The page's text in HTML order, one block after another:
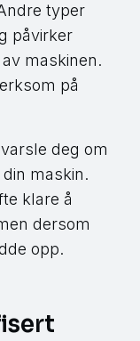
typer
påvirker
maskinen.
på
deg om
maskin.
klare å
dersom
opp.